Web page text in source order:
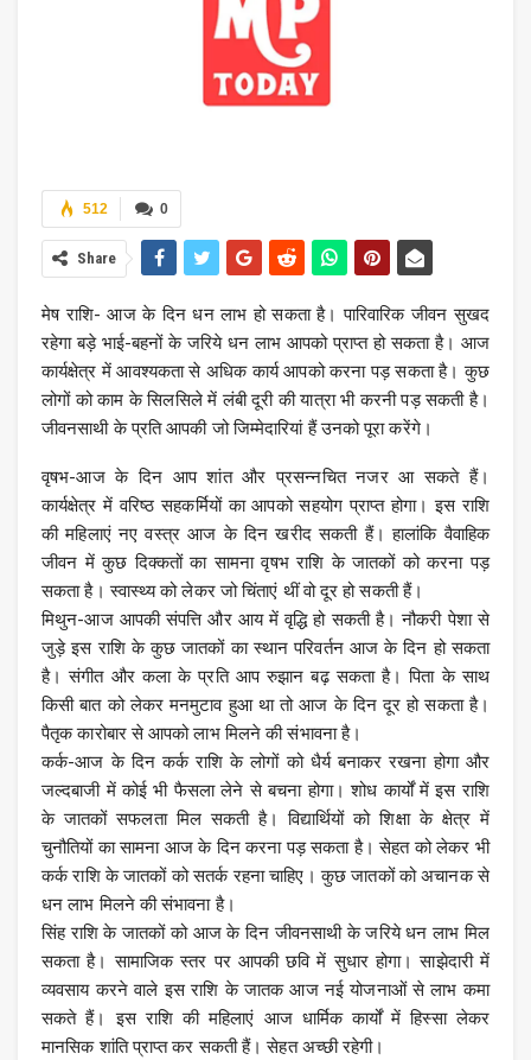
0
512
Share
मेष राशि- आज के दिन धन लाभ हो सकता है। पारिवारिक जीवन सुखद
रहेगा बड़े भाई-बहनों के जरिये धन लाभ आपको प्राप्त हो सकता है। आज
कार्यक्षेत्र में आवश्यकता से अधिक कार्य आपको करना पड़ सकता है। कुछ
लोगों को काम के सिलसिले में लंबी दूरी की यात्रा भी करनी पड़ सकती है।
जीवनसाथी के प्रति आपकी जो जिम्मेदारियां हैं उनको पूरा करेंगे।
वृषभ-आज के दिन आप शांत और प्रसन्नचित नजर आ सकते हैं।
कार्यक्षेत्र में वरिष्ठ सहकर्मियों का आपको सहयोग प्राप्त होगा। इस राशि
की महिलाएं नए वस्त्र आज के दिन खरीद सकती हैं। हालांकि वैवाहिक
जीवन में कुछ दिक्कतों का सामना वृषभ राशि के जातकों को करना पड़
सकता है। स्वास्थ्य को लेकर जो चिंताएं थीं वो दूर हो सकती हैं।
मिथुन-आज आपकी संपत्ति और आय में वृद्धि हो सकती है। नौकरी पेशा से
जुड़े इस राशि के कुछ जातकों का स्थान परिवर्तन आज के दिन हो सकता
है। संगीत और कला के प्रति आप रुझान बढ़ सकता है। पिता के साथ
किसी बात को लेकर मनमुटाव हुआ था तो आज के दिन दूर हो सकता है।
पैतृक कारोबार से आपको लाभ मिलने की संभावना है।
कर्क-आज के दिन कर्क राशि के लोगों को धैर्य बनाकर रखना होगा और
जल्दबाजी में कोई भी फैसला लेने से बचना होगा। शोध कार्यों में इस राशि
के जातकों सफलता मिल सकती है। विद्यार्थियों को शिक्षा के क्षेत्र में
चुनौतियों का सामना आज के दिन करना पड़ सकता है। सेहत को लेकर भी
कर्क राशि के जातकों को सतर्क रहना चाहिए। कुछ जातकों को अचानक से
धन लाभ मिलने की संभावना है।
सिंह राशि के जातकों को आज के दिन जीवनसाथी के जरिये धन लाभ मिल
सकता है। सामाजिक स्तर पर आपकी छवि में सुधार होगा। साझेदारी में
व्यवसाय करने वाले इस राशि के जातक आज नई योजनाओं से लाभ कमा
सकते हैं। इस राशि की महिलाएं आज धार्मिक कार्यों में हिस्सा लेकर
मानसिक शांति प्राप्त कर सकती हैं। सेहत अच्छी रहेगी।